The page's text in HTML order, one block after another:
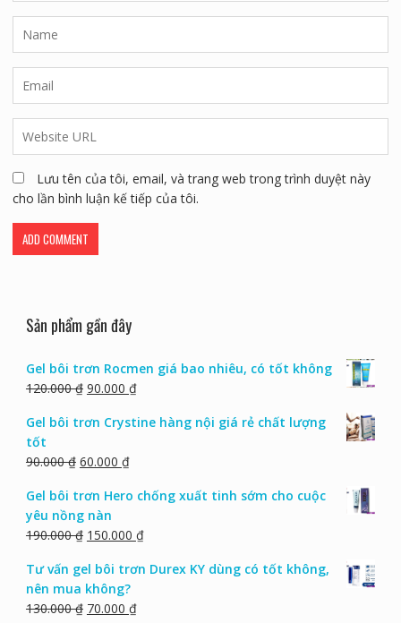
Lưu tên của tôi, email, và trang web trong trình duyệt này
cho lần bình luận kế tiếp của tôi.
Sản phẩm gần đây
Gel bôi trơn Rocmen giá bao nhiêu, có tốt không
120.000₫ 90.000 ₫
Gel bôi trơn Crystine hàng nội giá rẻ chất lượng
tốt
90.000₫ 60.000 ₫
Gel bôi trơn Hero chống xuất tinh sớm cho cuộc
yêu nồng nàn
190.000₫ 150.000 ₫
Tư vấn gel bôi trơn Durex KY dùng có tốt không,
nên mua không?
130.000₫ 70.000 ₫